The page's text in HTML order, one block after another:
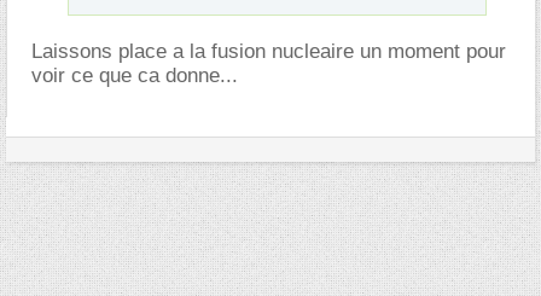
Laissons place a la fusion nucleaire un moment pour
voir ce que ca donne...